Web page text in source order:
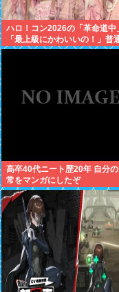
ハロ！コン2026の「革命道中
「最上級にかわいいの！」普
好評wwwww
高卒40代ニート歴20年 自分の
常をマンガにしたぞ